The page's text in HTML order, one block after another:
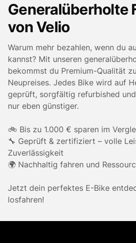
Generalüberholte
von Velio
Warum mehr bezahlen, wenn du
kannst? Mit unseren
bekommst du Premium-Qualität
Neupreises. Jedes Bike wird auf
geprüft, sorgfältig refurbished
nur eben günstiger.
🚲 Bis zu 1.000 € sparen im
🔧 Geprüft & zertifiziert – volle
Zuverlässigkeit
🌍 Nachhaltig fahren und
Jetzt dein perfektes E-Bike
losfahren!